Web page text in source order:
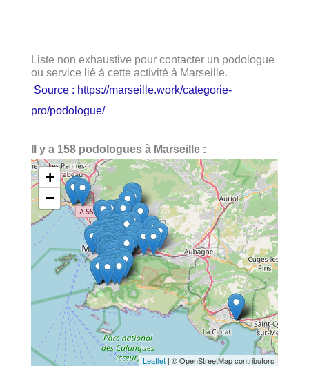
Liste non exhaustive pour contacter un podologue
ou service lié à cette activité à Marseille.
Source : https://marseille.work/categorie-
pro/podologue/
Il y a 158 podologues à Marseille :
+
−
Leaflet | © OpenStreetMap contributors